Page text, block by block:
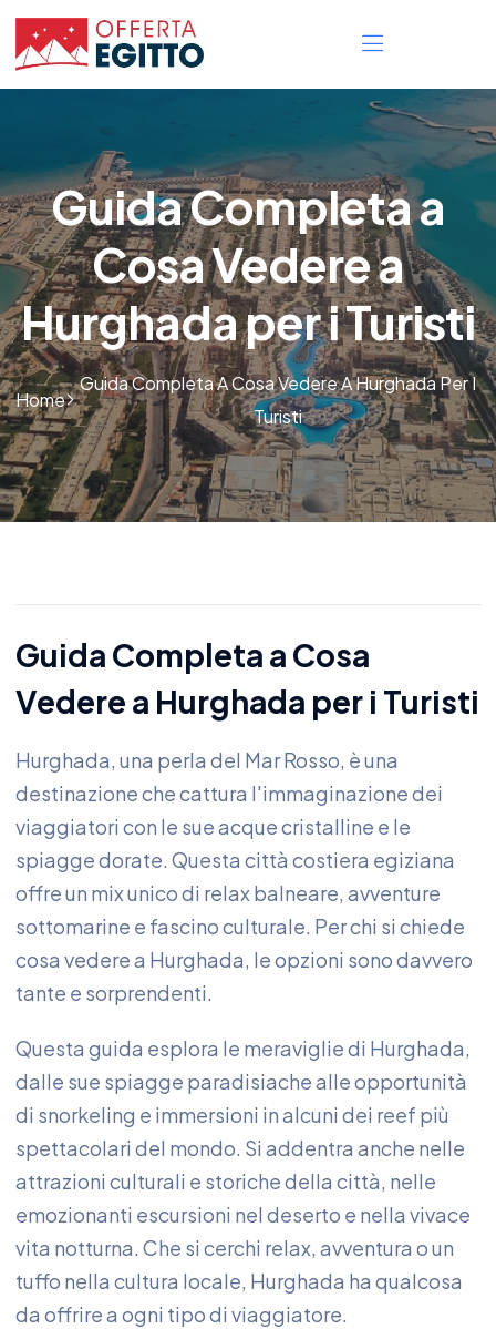
Guida Completa a
Cosa Vedere a
Hurghada per i Turisti
Home
Guida Completa A Cosa Vedere A Hurghada Per I
Turisti
Guida Completa a Cosa
Vedere a Hurghada per i Turisti
Hurghada, una perla del Mar Rosso, è una
destinazione che cattura l'immaginazione dei
viaggiatori con le sue acque cristalline e le
spiagge dorate. Questa città costiera egiziana
offre un mix unico di relax balneare, avventure
sottomarine e fascino culturale. Per chi si chiede
cosa vedere a Hurghada, le opzioni sono davvero
tante e sorprendenti.
Questa guida esplora le meraviglie di Hurghada,
dalle sue spiagge paradisiache alle opportunità
di snorkeling e immersioni in alcuni dei reef più
spettacolari del mondo. Si addentra anche nelle
attrazioni culturali e storiche della città, nelle
emozionanti escursioni nel deserto e nella vivace
vita notturna. Che si cerchi relax, avventura o un
tuffo nella cultura locale, Hurghada ha qualcosa
da offrire a ogni tipo di viaggiatore.